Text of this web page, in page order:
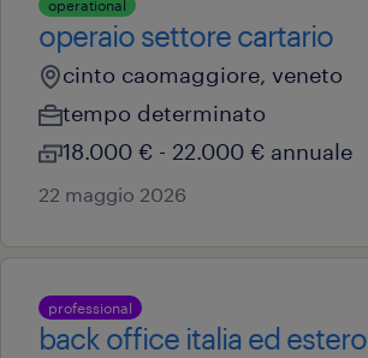
operational
operaio settore cartario
cinto caomaggiore, veneto
tempo determinato
18.000 € - 22.000 € annuale
22 maggio 2026
professional
back office italia ed estero